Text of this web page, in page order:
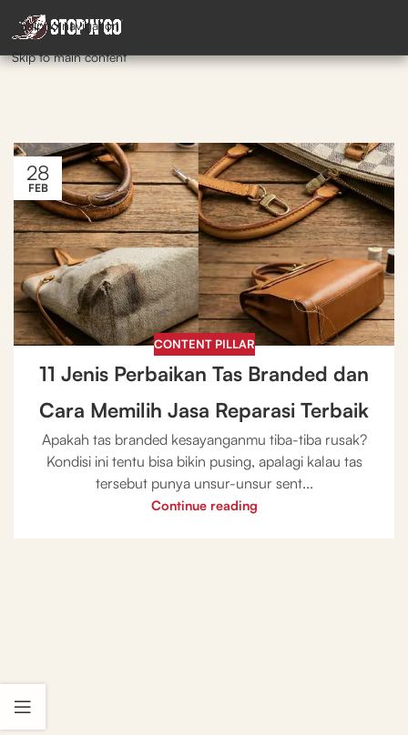
Skip to navigation
Skip to main content
28
FEB
CONTENT PILLAR
11 Jenis Perbaikan Tas Branded dan
Cara Memilih Jasa Reparasi Terbaik
Apakah tas branded kesayanganmu tiba-tiba rusak?
Kondisi ini tentu bisa bikin pusing, apalagi kalau tas
tersebut punya unsur-unsur sent...
Continue reading